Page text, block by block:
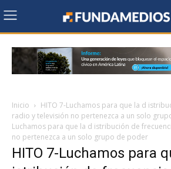
Inicio
HITO 7-Luchamos para que la d
radio y televisión no pertenezca a un solo
Luchamos para que la d istribución de
no pertenezca a un solo grupo de poder
HITO 7-Luchamos para